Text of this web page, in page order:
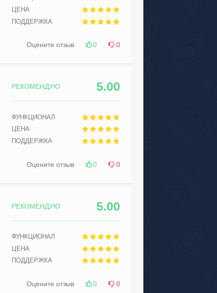
ЦЕНА
ПОДДЕРЖКА
Оцените отзыв 0 0
РЕКОМЕНДУЮ 5.00
ФУНКЦИОНАЛ
ЦЕНА
ПОДДЕРЖКА
Оцените отзыв 0 0
РЕКОМЕНДУЮ 5.00
ФУНКЦИОНАЛ
ЦЕНА
ПОДДЕРЖКА
Оцените отзыв 0 0